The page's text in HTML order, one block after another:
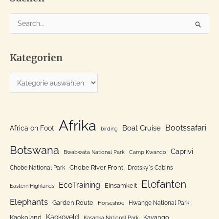
u
h
e
c
Kategorien
a
g
o
i
e
n
Africa on Foot Afrika birding Boat Cruise Bootssafari
Botswana Bwabwata National Park Camp Kwando Caprivi
Chobe National Park Chobe River Front Drotsky´s Cabins
Eastern Highlands EcoTraining Einsamkeit Elefanten
Elephants Garden Route Horseshoe Hwange National Park
Kaokoland Kaokoveld Kasanka National Park Kavango